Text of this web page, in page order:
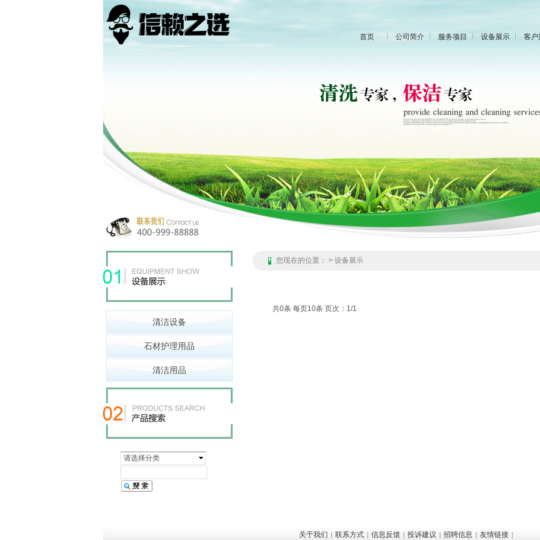
首页 公司简介 服务项目 设备展示 客户
共0条 每页10条 页次：1/1
您现在的位置： > 设备展示
请选择分类
清洁设备
石材护理用品
清洁用品
关于我们 | 联系方式 | 信息反馈 | 投诉建议 | 招聘信息 | 友情链接 |